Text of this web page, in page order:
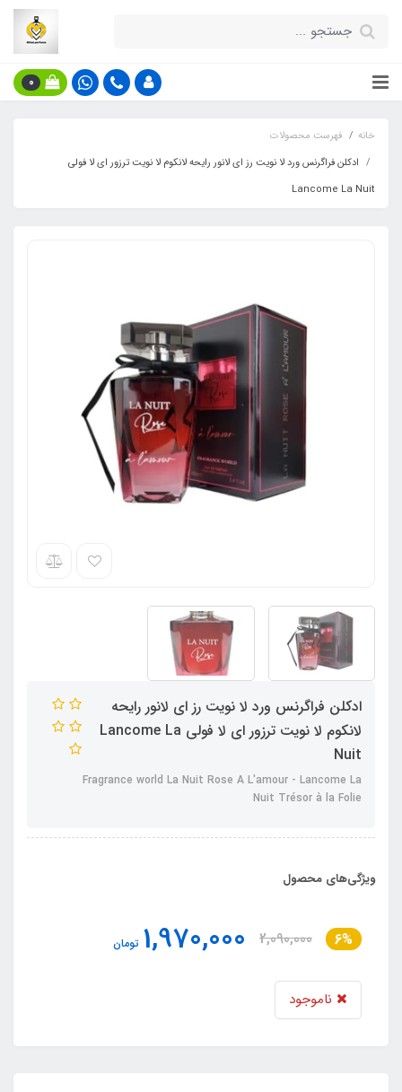
0
خانه
فهرست محصولات
ادکلن فراگرنس ورد لا نویت رز ای لانور رایحه لانکوم لا نویت ترزور ای لا فولی
Lancome La Nuit
ادکلن فراگرنس ورد لا نویت رز ای لانور رایحه
لانکوم لا نویت ترزور ای لا فولی Lancome La
Nuit
Fragrance world La Nuit Rose A L'amour - Lancome La
Nuit Trésor à la Folie
ویژگی‌های محصول
6%
2,090,000
1,970,000 تومان
ناموجود